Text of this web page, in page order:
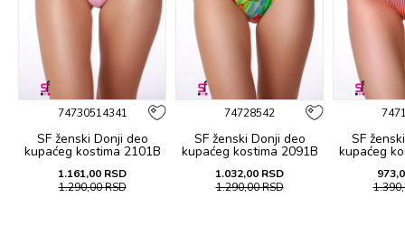
74730514341
SF ženski Donji deo
kupaćeg kostima 2101B
1.161,00 RSD
1.290,00RSD
74728542
SF ženski Donji deo
kupaćeg kostima 2091B
1.032,00 RSD
1.290,00RSD
SF
kupaćeg